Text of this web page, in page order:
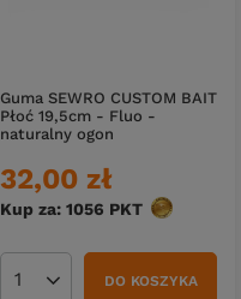
Guma SEWRO CUSTOM BAIT
Płoć 19,5cm - Fluo -
naturalny ogon
32,00 zł
Kup za: 1056 PKT punktów
Ilość produktówDO KOSZYKA